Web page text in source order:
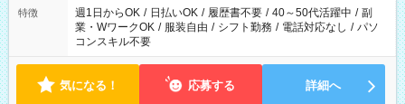
特徴 週1日からOK / 日払いOK / 履歴書不要 / 40～50代活躍中 / 副
業・WワークOK / 服装自由 / シフト勤務 / 電話対応なし / パソ
コンスキル不要
気になる！ 応募する 詳細へ